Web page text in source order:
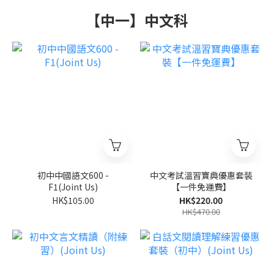
【中一】中文科
初中中國語文600 -
F1(Joint Us)
HK$105.00
中文考試溫習寶典優惠套裝
【一件免運費】
HK$220.00
HK$470.00